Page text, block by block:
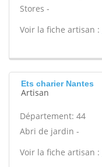
Stores -
Voir la fiche artisan :
Ets charier Nantes
Artisan
Département: 44
Abri de jardin -
Voir la fiche artisan :